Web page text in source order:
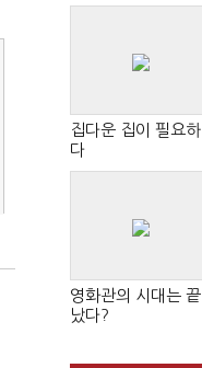
집다운 집이 필요하
다
영화관의 시대는 끝
났다?